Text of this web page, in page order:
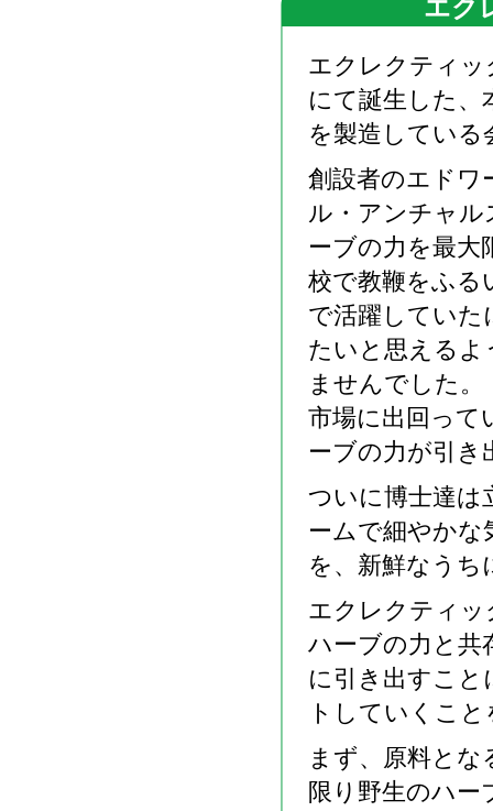
エク
エクレクティッ
にて誕生した、
を製造している
創設者のエドワ
ル・アンチャル
ーブの力を最大
校で教鞭をふる
で活躍していた
たいと思えるよ
ませんでした。
市場に出回って
ーブの力が引き
ついに博士達は
ームで細やかな
を、新鮮なうち
エクレクティッ
ハーブの力と共
に引き出すこと
トしていくこ
まず、原料と
限り野生のハー